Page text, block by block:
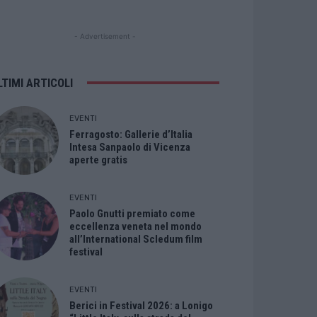
- Advertisement -
ARTICOLI
EVENTI
Ferragosto: Gallerie d’Italia
Intesa Sanpaolo di Vicenza
aperte gratis
EVENTI
Paolo Gnutti premiato come
eccellenza veneta nel mondo
all’International Scledum film
festival
EVENTI
Berici in Festival 2026: a Lonigo